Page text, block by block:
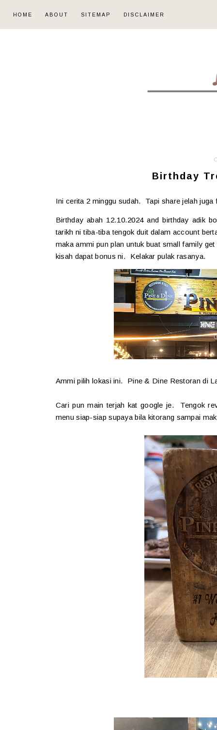
HOME ABOUT SITEMAP DISCLAIMER
Birthday
Ini cerita 2 minggu sudah. Tapi share jelah
Birthday abah 12.10.2024 and birthday adik
tarikh ni tiba-tiba tengok duit dalam account
maka ammi pun plan untuk buat small family
kisah dapat bonus ni. Kelakar pulak rasanya.
Ammi pilih lokasi ini. Pine & Dine Restoran di
Cari pun main terjah kat google je. Tengok
menu siap-siap supaya bila kitorang sampai